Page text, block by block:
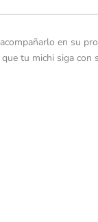
en su
tu michi siga con